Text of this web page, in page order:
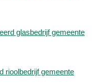
glasbedrijf gemeente
rioolbedrijf gemeente